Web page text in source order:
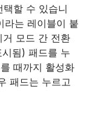
할 수 있습니
라는 레이블이 붙
모드 간 전환
시됨) 패드를 누
때까지 활성화
패드는 누르고